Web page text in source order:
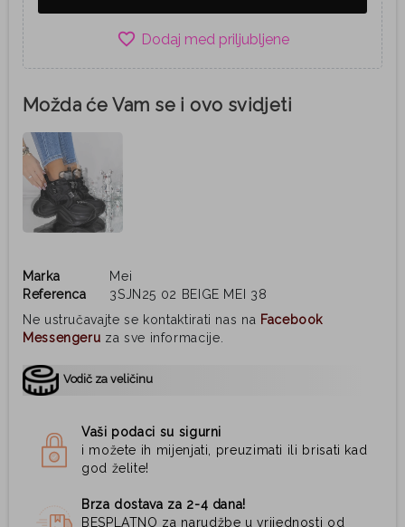
favorite_border
Možda će Vam se i ovo svidjeti
Marka
Mei
Referenca
3SJN25 02 BEIGE MEI 38
Ne ustručavajte se kontaktirati nas na Facebook
Messengeru za sve informacije.
Vodič za veličinu
Vaši podaci su sigurni
i možete ih mijenjati, preuzimati ili brisati kad
god želite!
Brza dostava za 2-4 dana!
BESPLATNO za narudžbe u vrijednosti od